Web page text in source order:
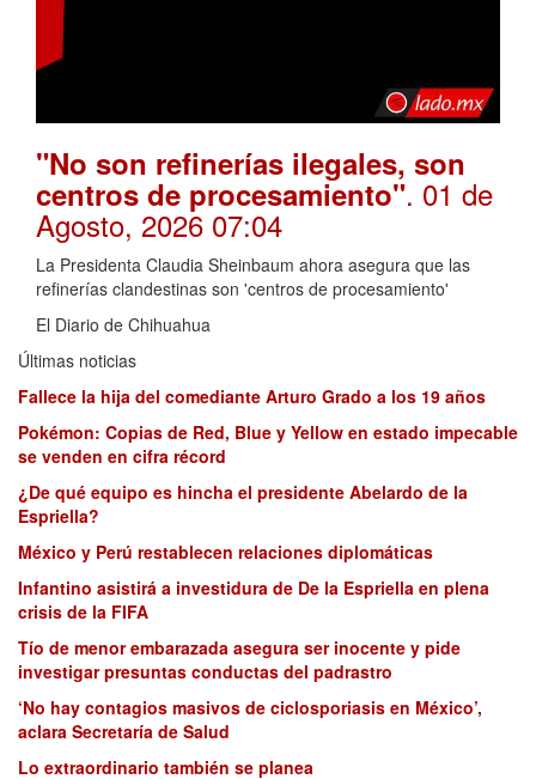
"No son refinerías ilegales, son
centros de procesamiento". 01 de
Agosto, 2026 07:04
La Presidenta Claudia Sheinbaum ahora asegura que las
refinerías clandestinas son 'centros de procesamiento'
El Diario de Chihuahua
Últimas noticias
Fallece la hija del comediante Arturo Grado a los 19 años
Pokémon: Copias de Red, Blue y Yellow en estado impecable
se venden en cifra récord
¿De qué equipo es hincha el presidente Abelardo de la
Espriella?
México y Perú restablecen relaciones diplomáticas
Infantino asistirá a investidura de De la Espriella en plena
crisis de la FIFA
Tío de menor embarazada asegura ser inocente y pide
investigar presuntas conductas del padrastro
‘No hay contagios masivos de ciclosporiasis en México’,
aclara Secretaría de Salud
Lo extraordinario también se planea